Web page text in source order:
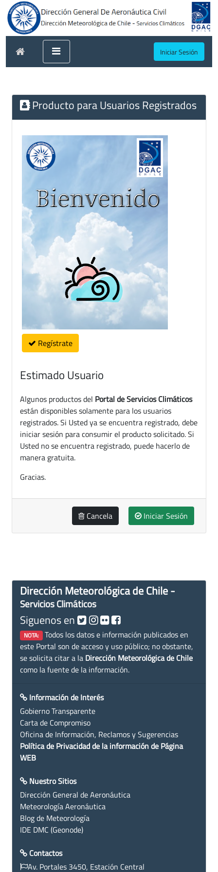
Iniciar Sesión
Producto para Usuarios Registrados
Regístrate
Estimado Usuario
Algunos productos del Portal de Servicios Climáticos
están disponibles solamente para los usuarios
registrados. Si Usted ya se encuentra registrado, debe
iniciar sesión para consumir el producto solicitado. Si
Usted no se encuentra registrado, puede hacerlo de
manera gratuita.
Gracias.
Cancela Iniciar Sesión
Dirección Meteorológica de Chile -
Servicios Climáticos
Siguenos en
NOTA: Todos los datos e información publicados en
este Portal son de acceso y uso público; no obstante,
se solicita citar a la Dirección Meteorológica de Chile
como la fuente de la información.
Información de Interés
Gobierno Transparente
Carta de Compromiso
Oficina de Información, Reclamos y Sugerencias
Política de Privacidad de la información de Página
WEB
Nuestro Sitios
Dirección General de Aeronáutica
Meteorología Aeronáutica
Blog de Meteorología
IDE DMC (Geonode)
Contactos
Av. Portales 3450, Estación Central